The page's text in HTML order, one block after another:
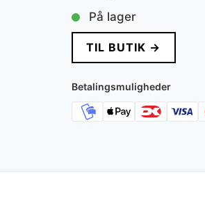
På lager
TIL BUTIK →
Betalingsmuligheder